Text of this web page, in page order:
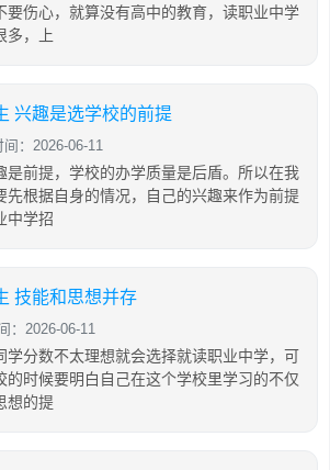
要伤心，就算没有高中的教育，读职业中学
多，上
兴趣是选学校的前提
间：2026-06-11
是前提，学校的办学质量是后盾。所以在我
先根据自身的情况，自己的兴趣来作为前提
中学招
技能和思想并存
：2026-06-11
学分数不太理想就会选择就读职业中学，可
的时候要明白自己在这个学校里学习的不仅
想的提